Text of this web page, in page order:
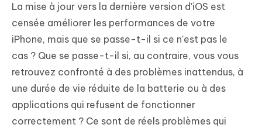
iAnyGo
La mise à jour vers la dernière version d'iOS est
censée améliorer les performances de votre
iPhone, mais que se passe-t-il si ce n'est pas le
cas ? Que se passe-t-il si, au contraire, vous vous
retrouvez confronté à des problèmes inattendus, à
une durée de vie réduite de la batterie ou à des
applications qui refusent de fonctionner
correctement ? Ce sont de réels problèmes qui